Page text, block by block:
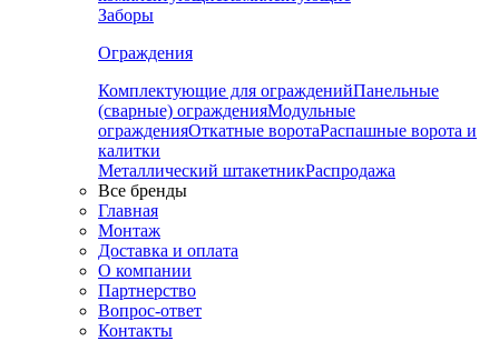
Заборы
Ограждения
Комплектующие для огражденийПанельные
(сварные) огражденияМодульные
огражденияОткатные воротаРаспашные ворота и
калитки
Металлический штакетникРаспродажа
Все бренды
Главная
Монтаж
Доставка и оплата
О компании
Партнерство
Вопрос-ответ
Контакты